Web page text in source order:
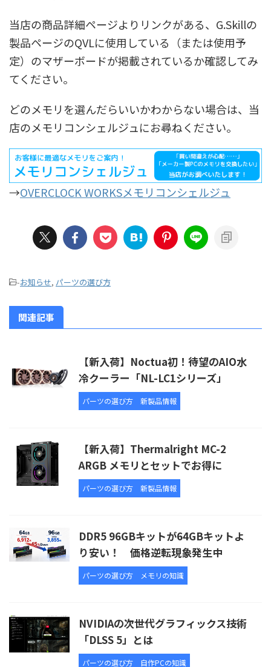
当店の商品詳細ページよりリンクがある、G.Skillの
製品ページのQVLに使用している（または使用予
定）のマザーボードが掲載されているか確認してみ
てください。
どのメモリを選んだらいいかわからない場合は、当
店のメモリコンシェルジュにお尋ねください。
→OVERCLOCK WORKSメモリコンシェルジュ
-お知らせ, パーツの選び方
関連記事
【新入荷】Noctua初！待望のAIO水
冷クーラー「NL-LC1シリーズ」
パーツの選び方 新製品情報
【新入荷】Thermalright MC-2
ARGB メモリとセットでお得に
パーツの選び方 新製品情報
DDR5 96GBキットが64GBキットよ
り安い！ 価格逆転現象発生中
パーツの選び方 メモリの知識
NVIDIAの次世代グラフィックス技術
「DLSS 5」とは
パーツの選び方 自作PCの知識